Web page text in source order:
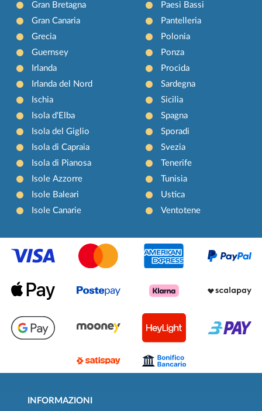
Gran Bretagna
Gran Canaria
Grecia
Guernsey
Irlanda
Irlanda del Nord
Ischia
Isola d'Elba
Isola del Giglio
Isola di Capraia
Isola di Pianosa
Isole Azzorre
Isole Baleari
Isole Canarie
Paesi Bassi
Pantelleria
Polonia
Ponza
Procida
Sardegna
Sicilia
Spagna
Sporadi
Svezia
Tenerife
Tunisia
Ustica
Ventotene
INFORMAZIONI